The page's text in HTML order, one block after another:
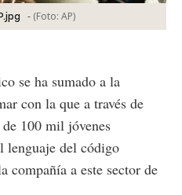
- (Foto: AP)
se ha sumado a la
con la que a través de
de 100 mil jóvenes
lenguaje del código
compañía a este sector de